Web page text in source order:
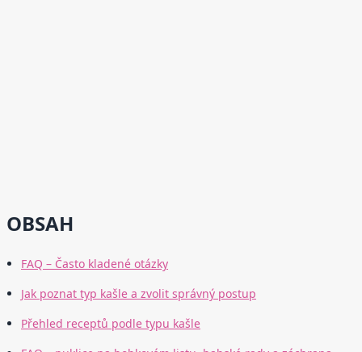
OBSAH
FAQ – Často kladené otázky
Jak poznat typ kašle a zvolit správný postup
Přehled receptů podle typu kašle